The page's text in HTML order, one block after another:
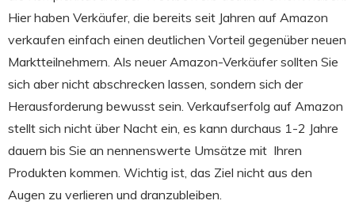
Hier haben Verkäufer, die bereits seit Jahren auf Amazon
verkaufen einfach einen deutlichen Vorteil gegenüber neuen
Marktteilnehmern. Als neuer Amazon-Verkäufer sollten Sie
sich aber nicht abschrecken lassen, sondern sich der
Herausforderung bewusst sein. Verkaufserfolg auf Amazon
stellt sich nicht über Nacht ein, es kann durchaus 1-2 Jahre
dauern bis Sie an nennenswerte Umsätze mit Ihren
Produkten kommen. Wichtig ist, das Ziel nicht aus den
Augen zu verlieren und dranzubleiben.